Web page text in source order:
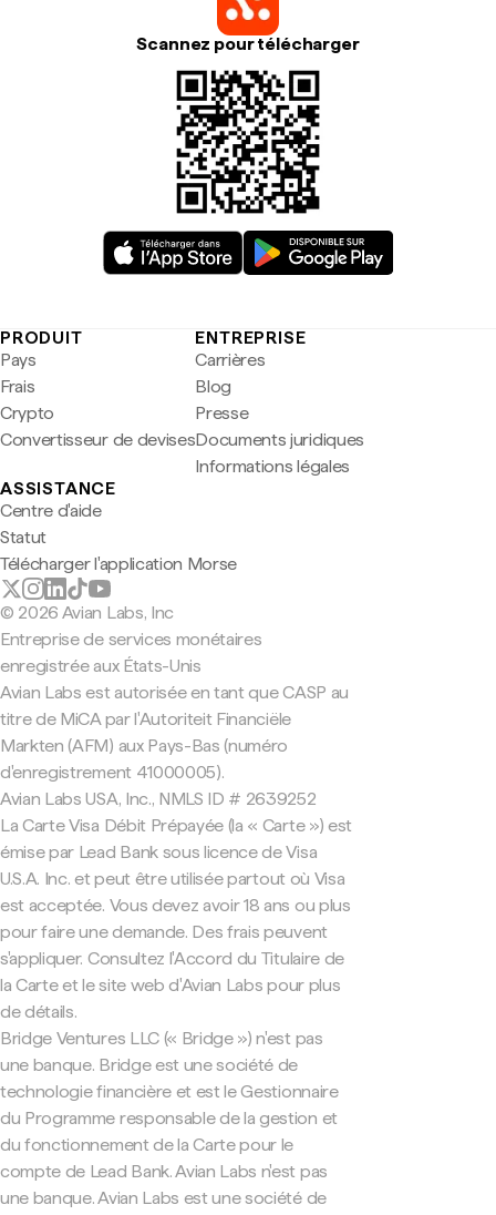
Scannez pour télécharger
PRODUIT
Pays
Frais
Crypto
Convertisseur de devises
ENTREPRISE
Carrières
Blog
Presse
Documents juridiques
Informations légales
ASSISTANCE
Centre d'aide
Statut
Télécharger l'application Morse
© 2026 Avian Labs, Inc
Entreprise de services monétaires
enregistrée aux États-Unis
Avian Labs est autorisée en tant que CASP au
titre de MiCA par l'Autoriteit Financiële
Markten (AFM) aux Pays-Bas (numéro
d'enregistrement 41000005).
Avian Labs USA, Inc., NMLS ID # 2639252
La Carte Visa Débit Prépayée (la « Carte ») est
émise par Lead Bank sous licence de Visa
U.S.A. Inc. et peut être utilisée partout où Visa
est acceptée. Vous devez avoir 18 ans ou plus
pour faire une demande. Des frais peuvent
s'appliquer. Consultez l'Accord du Titulaire de
la Carte et le site web d'Avian Labs pour plus
de détails.
Bridge Ventures LLC (« Bridge ») n'est pas
une banque. Bridge est une société de
technologie financière et est le Gestionnaire
du Programme responsable de la gestion et
du fonctionnement de la Carte pour le
compte de Lead Bank. Avian Labs n'est pas
une banque. Avian Labs est une société de